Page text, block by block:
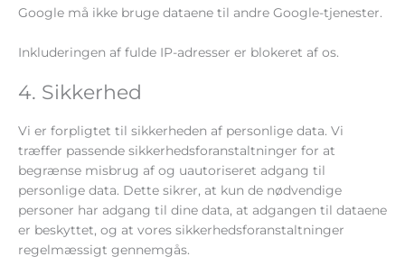
Google må ikke bruge dataene til andre Google-tjenester.
Inkluderingen af ​​fulde IP-adresser er blokeret af os.
4. Sikkerhed
Vi er forpligtet til sikkerheden af ​​personlige data. Vi
træffer passende sikkerhedsforanstaltninger for at
begrænse misbrug af og uautoriseret adgang til
personlige data. Dette sikrer, at kun de nødvendige
personer har adgang til dine data, at adgangen til dataene
er beskyttet, og at vores sikkerhedsforanstaltninger
regelmæssigt gennemgås.